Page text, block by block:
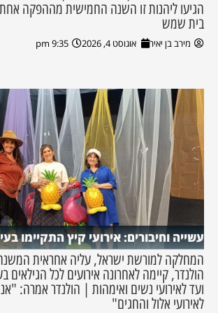
הגיעו ליהנות זו השנה החמישית מההפקה
בית שמש
מירב בן יאיר אוגוסט 4, 2026 9:35 pm
עשייה וחיבורים: אירועי קיץ התקיימו
המחלקה למורשת ישראל, עליה אחראית
הולנדר, קיימה לאחרונה אירועים לכל הגילאים
ועד לאירועי נשים ואימהות | הולנדר אמרה:
לאירועי אלול והחגים"